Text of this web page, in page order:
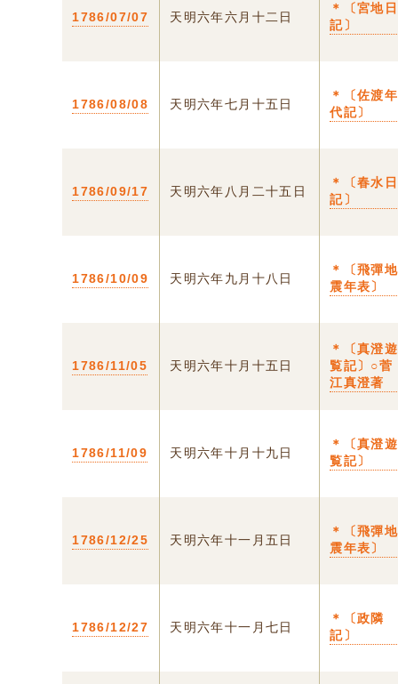
1786/07/07 天明六年六月十二日
＊〔宮地日
記〕
1786/08/08 天明六年七月十五日
＊〔佐渡年
代記〕
1786/09/17 天明六年八月二十五日
＊〔春水日
記〕
1786/10/09 天明六年九月十八日
＊〔飛彈地
震年表〕
1786/11/05 天明六年十月十五日
＊〔真澄遊
覧記〕○菅
江真澄著
1786/11/09 天明六年十月十九日
＊〔真澄遊
覧記〕
1786/12/25 天明六年十一月五日
＊〔飛彈地
震年表〕
1786/12/27 天明六年十一月七日
＊〔政隣
記〕